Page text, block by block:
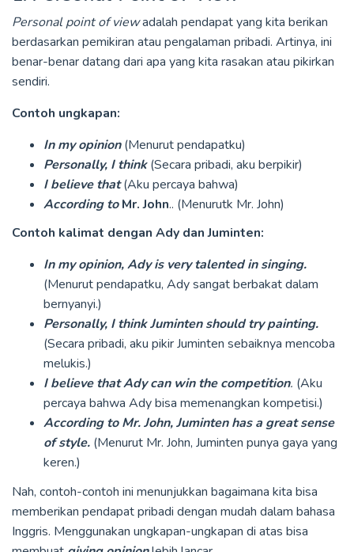
Personal point of viewadalah pendapat yang kita berikan
berdasarkan pemikiran atau pengalaman pribadi. Artinya, ini
benar-benar datang dari apa yang kita rasakan atau pikirkan
sendiri.
Contoh ungkapan:
In my opinion(Menurut pendapatku)
Personally, I think(Secara pribadi, aku berpikir)
I believe that(Aku percaya bahwa)
According toMr. John.. (Menurutk Mr. John)
Contoh kalimat dengan Ady dan Juminten:
In my opinion, Ady is very talented in singing.
(Menurut pendapatku, Ady sangat berbakat dalam
bernyanyi.)
Personally, I think Juminten should try painting.
(Secara pribadi, aku pikir Juminten sebaiknya mencoba
melukis.)
I believe that Ady can win the competition. (Aku
percaya bahwa Ady bisa memenangkan kompetisi.)
According to Mr. John, Juminten has a great sense
of style. (Menurut Mr. John, Juminten punya gaya yang
keren.)
Nah, contoh-contoh ini menunjukkan bagaimana kita bisa
memberikan pendapat pribadi dengan mudah dalam bahasa
Inggris. Menggunakan ungkapan-ungkapan di atas bisa